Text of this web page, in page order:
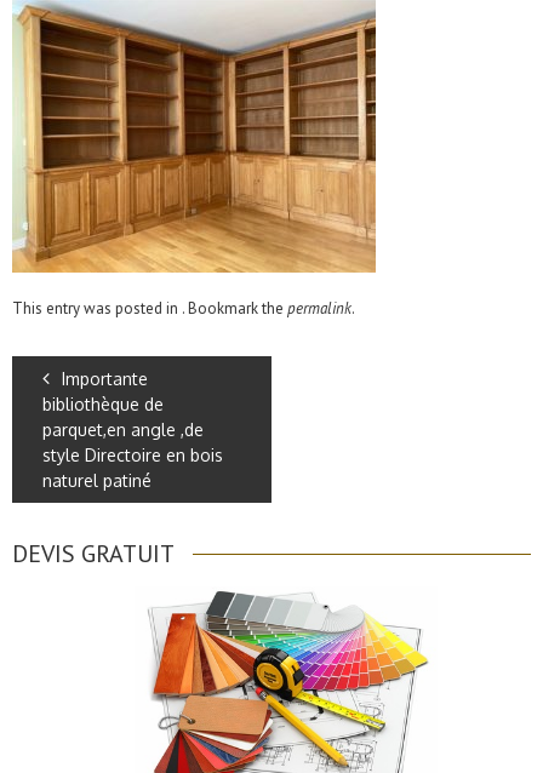
This entry was posted in . Bookmark the permalink.
Importante
bibliothèque de
parquet,en angle ,de
style Directoire en bois
naturel patiné
DEVIS GRATUIT